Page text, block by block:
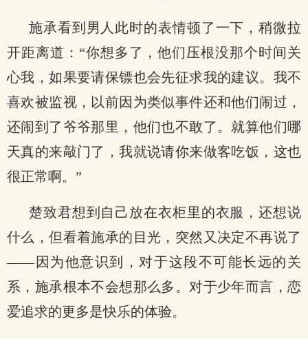
施承看到男人此时的表情顿了一下，稍微拉
开距离道：“你想多了，他们压根没那个时间关
心我，如果要请保镖也会先征求我的建议。我不
喜欢被监视，以前因为类似事件还和他们闹过，
还闹到了爷爷那里，他们也不敢了。就算他们哪
天真的来敲门了，我就说请你来做客吃饭，这也
很正常啊。”
楚致君想到自己放在衣柜里的衣服，还想说
什么，但看着施承的目光，突然又决定不再说了
——因为他意识到，对于这段不可能长远的关
系，施承根本不会想那么多。对于少年而言，恋
爱追求的更多是快乐的体验。